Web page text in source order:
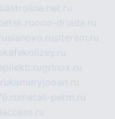
astroline.net.ru
ooo-driada.ru
siterem.ru
kafekolizey.ru
grinox.ru
kameryjooan.ru
metall-perm.ru